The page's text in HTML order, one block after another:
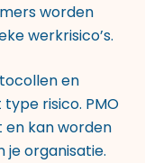
worden
werkrisico’s.
en
risico. PMO
en kan worden
organisatie.